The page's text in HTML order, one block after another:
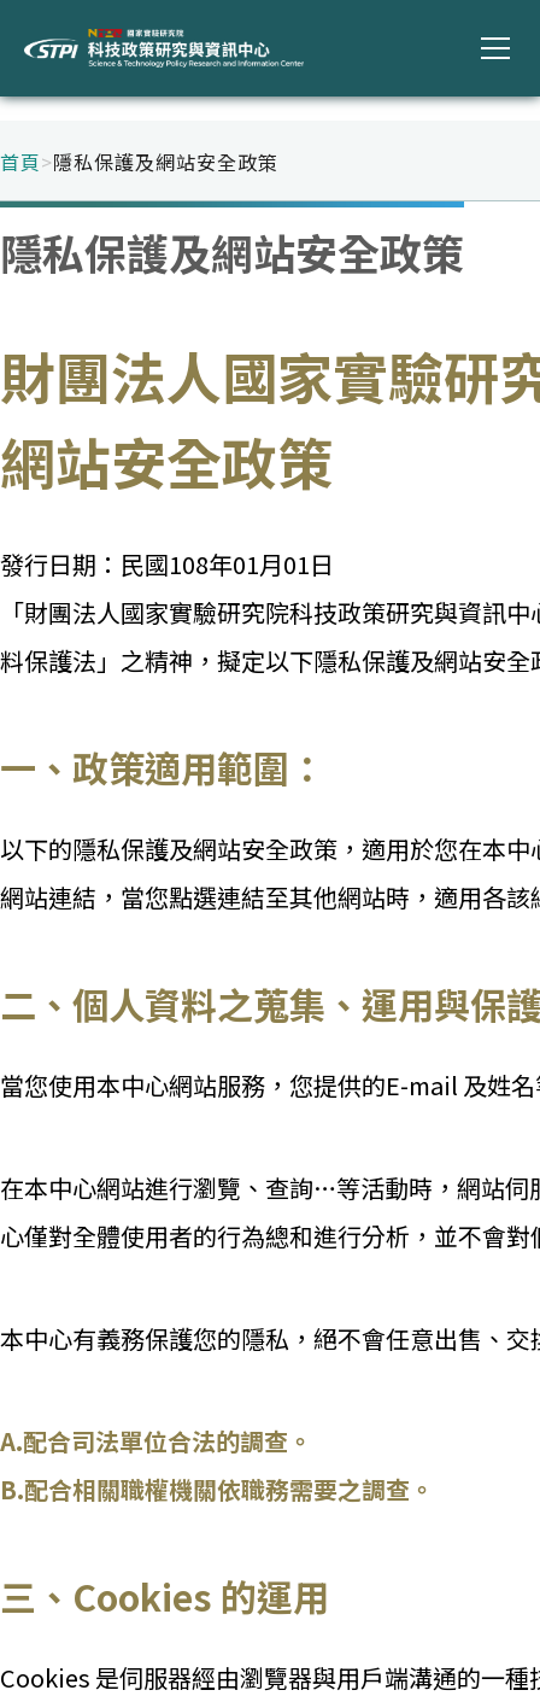
首頁>隱私保護及網站安全政策
隱私保護及網站安全政策
財團法人國家實驗研
網站安全政策
發行日期：民國108年01月01日
「財團法人國家實驗研究院科技政策研究與資訊
料保護法」之精神，擬定以下隱私保護及網站安
一、政策適用範圍：
以下的隱私保護及網站安全政策，適用於您在本
網站連結，當您點選連結至其他網站時，適用各
二、個人資料之蒐集、運用與保
當您使用本中心網站服務，您提供的E-mail 及姓
在本中心網站進行瀏覽、查詢…等活動時，網站
心僅對全體使用者的行為總和進行分析，並不會
本中心有義務保護您的隱私，絕不會任意出售、
A.配合司法單位合法的調查。
B.配合相關職權機關依職務需要之調查。
三、Cookies 的運用
Cookies 是伺服器經由瀏覽器與用戶端溝通的一